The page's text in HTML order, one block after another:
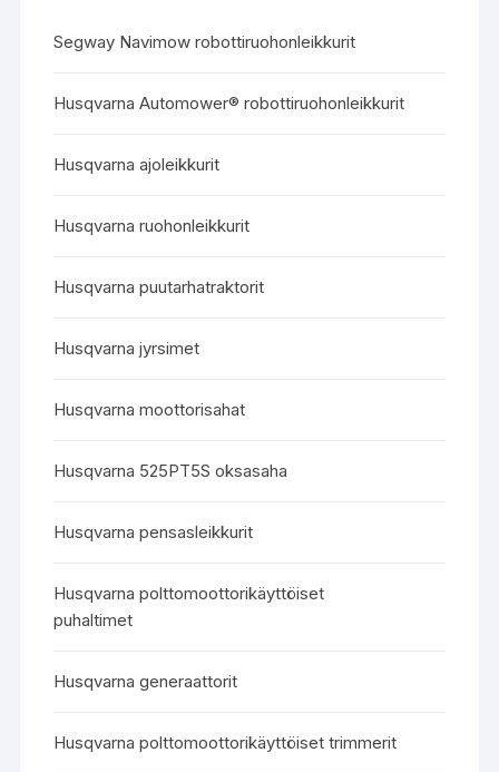
Segway Navimow robottiruohonleikkurit
Husqvarna Automower® robottiruohonleikkurit
Husqvarna ajoleikkurit
Husqvarna ruohonleikkurit
Husqvarna puutarhatraktorit
Husqvarna jyrsimet
Husqvarna moottorisahat
Husqvarna 525PT5S oksasaha
Husqvarna pensasleikkurit
Husqvarna polttomoottorikäyttöiset
puhaltimet
Husqvarna generaattorit
Husqvarna polttomoottorikäyttöiset trimmerit